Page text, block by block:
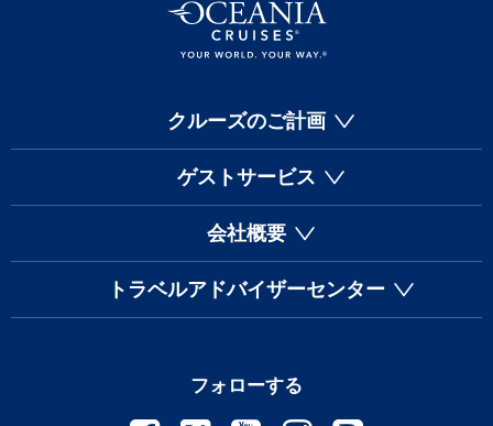
クルーズのご計画
ゲストサービス
会社概要
トラベルアドバイザーセンター
フォローする